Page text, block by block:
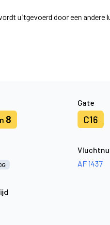
uitgevoerd door een
8
Gate
C16
AF 1437